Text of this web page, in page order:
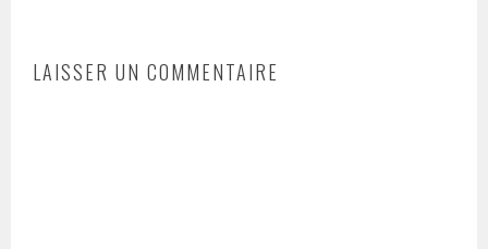
LAISSER UN COMMENTAIRE